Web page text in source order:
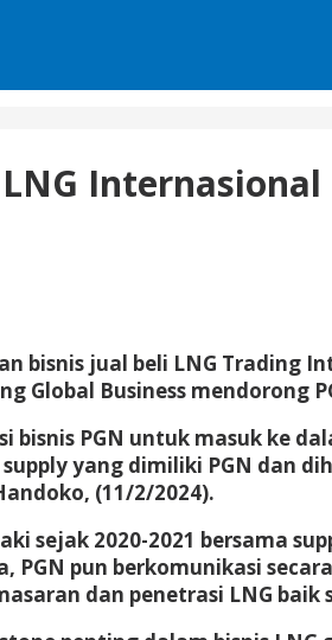
Internasional
bisnis jual beli LNG
Global Business mendorong
PGN untuk masuk ke
yang dimiliki PGN dan
(11/2/2024).
sejak 2020-2021 bersama
pun berkomunikasi
dan penetrasi LNG baik